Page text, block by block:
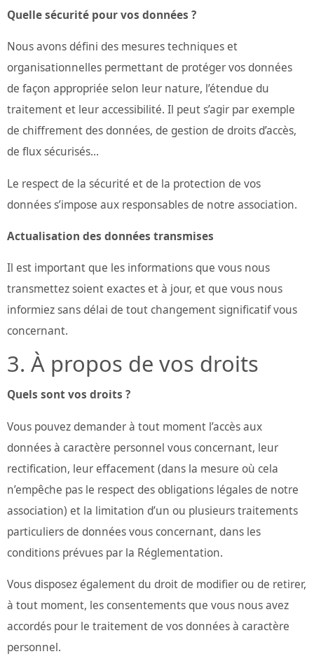
Quelle sécurité pour vos données ?
Nous avons défini des mesures techniques et
organisationnelles permettant de protéger vos données
de façon appropriée selon leur nature, l’étendue du
traitement et leur accessibilité. Il peut s’agir par exemple
de chiffrement des données, de gestion de droits d’accès,
de flux sécurisés...
Le respect de la sécurité et de la protection de vos
données s’impose aux responsables de notre association.
Actualisation des données transmises
Il est important que les informations que vous nous
transmettez soient exactes et à jour, et que vous nous
informiez sans délai de tout changement significatif vous
concernant.
À propos de vos droits
Quels sont vos droits ?
Vous pouvez demander à tout moment l’accès aux
données à caractère personnel vous concernant, leur
rectification, leur effacement (dans la mesure où cela
n’empêche pas le respect des obligations légales de notre
association) et la limitation d’un ou plusieurs traitements
particuliers de données vous concernant, dans les
conditions prévues par la Réglementation.
Vous disposez également du droit de modifier ou de retirer,
à tout moment, les consentements que vous nous avez
accordés pour le traitement de vos données à caractère
personnel.